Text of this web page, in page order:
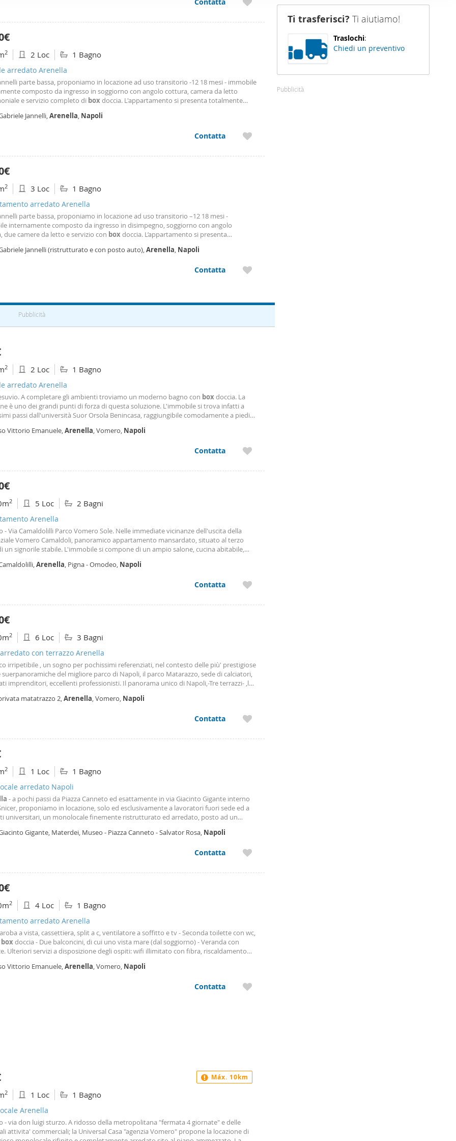
Condividiamo inoltre informazioni sul modo in cui utilizza il nostro sito
di analisi dei dati web, pubblicità e social media, i quali potrebbero
che ha fornito loro o che hanno raccolto dal suo utilizzo dei loro
2 2 Loc 1 Bagno
arredato Arenella
parte bassa, proponiamo in locazione ad uso transitorio -12 18 mesi - immobile
composto da ingresso in soggiorno con angolo cottura, camera da letto
e servizio completo di box doccia. L'appartamento si presenta totalmente
medie e superiori), bar e farmacie. Le visite all'immobile sono gradite dal
Jannelli,Arenella, Napoli
Contatta
2 3 Loc 1 Bagno
arredato Arenella
parte bassa, proponiamo in locazione ad uso transitorio –12 18 mesi -
internamente composto da ingresso in disimpegno, soggiorno con angolo
due camere da letto e servizio con box doccia. L’appartamento si presenta
con balconi e finestre. Zona centrale, nelle immediate adiacenze di negozi di
Jannelli (ristrutturato e con posto auto),Arenella, Napoli
Contatta
Pubblicità
2 2 Loc 1 Bagno
arredato Arenella
A completare gli ambienti troviamo un moderno bagno con box doccia. La
è uno dei grandi punti di forza di questa soluzione. L'immobile si trova infatti a
passi dall'università Suor Orsola Benincasa, raggiungibile comodamente a piedi
il Vomero o verso il
Vittorio Emanuele,Arenella, Vomero, Napoli
Contatta
2 5 Loc 2 Bagni
Arenella
- Via Camaldolilli Parco Vomero Sole. Nelle immediate vicinanze dell'uscita della
Vomero Camaldoli, panoramico appartamento mansardato, situato al terzo
un signorile stabile. L'immobile si compone di un ampio salone, cucina abitabile,
possibilità di unbox auto. Gode di un'ottima esposizione, con vista panoramica di
Arenella, Pigna - Omodeo, Napoli
Contatta
2 6 Loc 3 Bagni
con terrazzo Arenella
irripetibile , un sogno per pochissimi referenziati, nel contesto delle più' prestigiose
del migliore parco di Napoli, il parco Matarazzo, sede di calciatori,
imprenditori, eccellenti professionisti. Il panorama unico di Napoli,-Tre terrazzi- ,lo
,salone panoramico triplo , tre camere da letto, cucina di design, tre bagni bagni,
matatrazzo 2,Arenella, Vomero, Napoli
Contatta
2 1 Loc 1 Bagno
arredato Napoli
- a pochi passi da Piazza Canneto ed esattamente in via Giacinto Gigante interno
proponiamo in locazione, solo ed esclusivamente a lavoratori fuori sede ed a
universitari, un monolocale finemente ristrutturato ed arredato, posto ad un
terrazzato, cucina e
Gigante, Materdei, Museo - Piazza Canneto - Salvator Rosa, Napoli
Contatta
2 4 Loc 1 Bagno
arredato Arenella
a vista, cassettiera, split a c, ventilatore a soffitto e tv - Seconda toilette con wc,
box doccia - Due balconcini, di cui uno vista mare (dal soggiorno) - Veranda con
Ulteriori servizi a disposizione degli ospiti: wifi illimitato con fibra, riscaldamento
cambi
Vittorio Emanuele,Arenella, Vomero, Napoli
Contatta
2 1 Loc 1 Bagno
Arenella
- via don luigi sturzo. A ridosso della metropolitana "fermata 4 giornate" e delle
attivita' commerciali; la Universal Casa "agenzia Vomero" propone la locazione di
Máx. 10km
Ti trasferisci? Ti aiutiamo!
Traslochi:
Chiedi un preventivo
Pubblicità